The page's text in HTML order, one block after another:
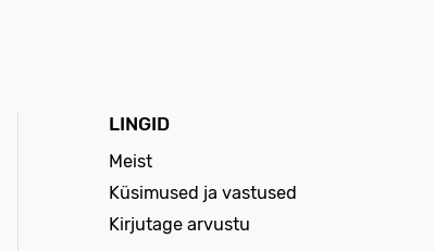
LINGID
Meist
Küsimused ja vastused
Kirjutage arvustu